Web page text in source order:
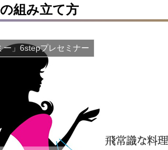
組み立て方
ー」6stepプレセミナー